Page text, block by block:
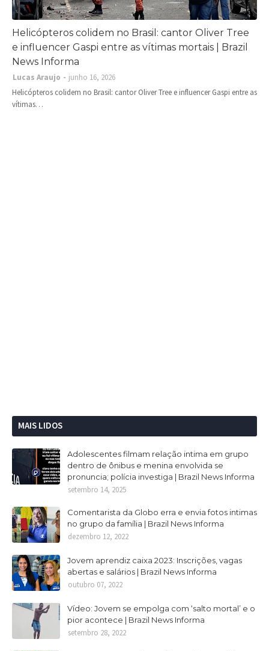
Helicópteros colidem no Brasil: cantor Oliver Tree
e influencer Gaspi entre as vítimas mortais | Brazil
News Informa
Lucas Araujo
junho 16, 2026
Helicópteros colidem no Brasil: cantor Oliver Tree e influencer Gaspi entre as
vítimas…
MAIS LIDOS
Adolescentes filmam relação intima em grupo
dentro de ônibus e menina envolvida se
pronuncia; polícia investiga | Brazil News Informa
setembro 14, 2025
Comentarista da Globo erra e envia fotos intimas
no grupo da família | Brazil News Informa
dezembro 12, 2022
Jovem aprendiz caixa 2023: Inscrições, vagas
abertas e salários | Brazil News Informa
outubro 07, 2022
Vídeo: Jovem se empolga com ‘salto mortal’ e o
pior acontece | Brazil News Informa
setembro 28, 2022